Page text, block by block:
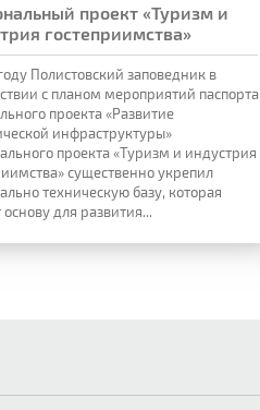
проект «Туризм и
гостеприимства»
Полистовский заповедник в
с планом мероприятий паспорта
проекта «Развитие
инфраструктуры»
проекта «Туризм и индустрия
существенно укрепил
техническую базу, которая
основу для развития...